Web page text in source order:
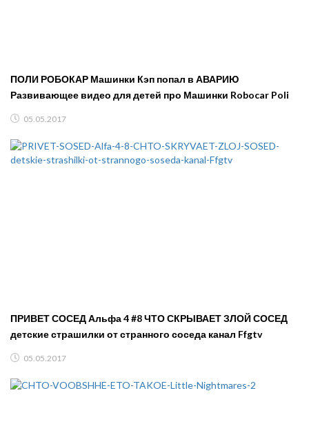
ПОЛИ РОБОКАР Машинки Кэп попал в АВАРИЮ
Развивающее видео для детей про Машинки Robocar Poli
05.05.2017
ПРИВЕТ СОСЕД Альфа 4 #8 ЧТО СКРЫВАЕТ ЗЛОЙ СОСЕД
детские страшилки от странного соседа канал Ffgtv
05.05.2017